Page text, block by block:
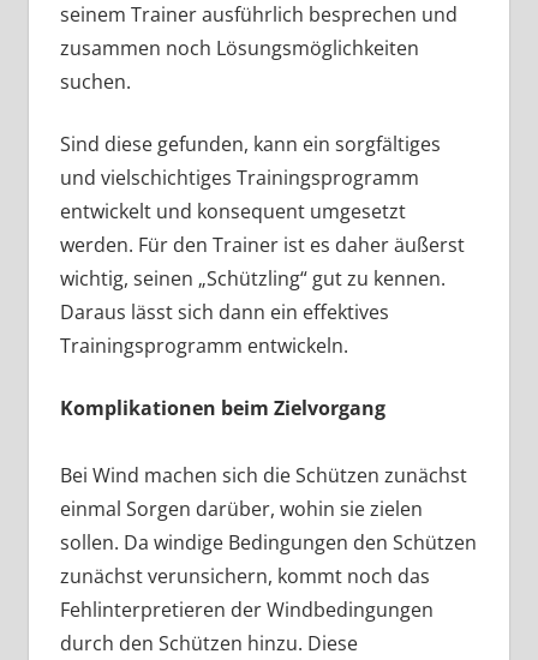
seinem Trainer ausführlich besprechen und
zusammen noch Lösungsmöglichkeiten
suchen.
Sind diese gefunden, kann ein sorgfältiges
und vielschichtiges Trainingsprogramm
entwickelt und konsequent umgesetzt
werden. Für den Trainer ist es daher äußerst
wichtig, seinen „Schützling“ gut zu kennen.
Daraus lässt sich dann ein effektives
Trainingsprogramm entwickeln.
Komplikationen beim Zielvorgang
Bei Wind machen sich die Schützen zunächst
einmal Sorgen darüber, wohin sie zielen
sollen. Da windige Bedingungen den Schützen
zunächst verunsichern, kommt noch das
Fehlinterpretieren der Windbedingungen
durch den Schützen hinzu. Diese